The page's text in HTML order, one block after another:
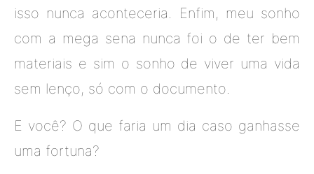
isso nunca aconteceria. Enfim, meu sonho
com a mega sena nunca foi o de ter bem
materiais e sim o sonho de viver uma vida
sem lenço, só com o documento.
E você? O que faria um dia caso ganhasse
uma fortuna?